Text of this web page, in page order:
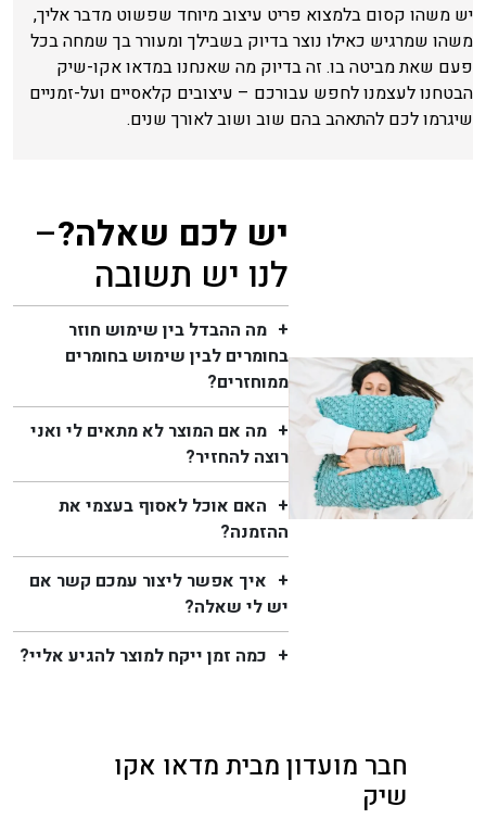
יש משהו קסום בלמצוא פריט עיצוב מיוחד שפשוט מדבר אליך,
משהו שמרגיש כאילו נוצר בדיוק בשבילך ומעורר בך שמחה בכל
פעם שאת מביטה בו. זה בדיוק מה שאנחנו במדאו אקו-שיק
הבטחנו לעצמנו לחפש עבורכם – עיצובים קלאסיים ועל-זמניים
שיגרמו לכם להתאהב בהם שוב ושוב לאורך שנים.
יש לכם שאלה?–
לנו יש תשובה
מה ההבדל בין שימוש חוזר
בחומרים לבין שימוש בחומרים
ממוחזרים?
מה אם המוצר לא מתאים לי ואני
רוצה להחזיר?
האם אוכל לאסוף בעצמי את
ההזמנה?
איך אפשר ליצור עמכם קשר אם
יש לי שאלה?
כמה זמן ייקח למוצר להגיע אליי?
חבר מועדון מבית מדאו אקו
שיק